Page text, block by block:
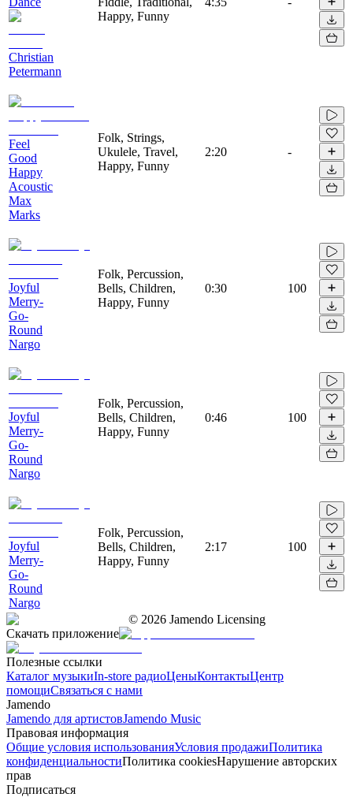
Christian
Petermann
Happy, Funny
Feel
Good
Happy
Acoustic
Max
Marks
Folk, Strings,
Ukulele, Travel,
Happy, Funny
2:20 -
Joyful
Merry-
Go-
Round
Nargo
Folk, Percussion,
Bells, Children,
Happy, Funny
0:30 100
Joyful
Merry-
Go-
Round
Nargo
Folk, Percussion,
Bells, Children,
Happy, Funny
0:46 100
Joyful
Merry-
Go-
Round
Nargo
Folk, Percussion,
Bells, Children,
Happy, Funny
2:17 100
© 2026 Jamendo Licensing
Скачать приложение
Полезные ссылки
Каталог музыкиIn-store радиоЦеныКонтактыЦентр
помощиСвязаться с нами
Jamendo
Jamendo для артистовJamendo Music
Правовая информация
Общие условия использованияУсловия продажиПолитика
конфиденциальностиПолитика cookiesНарушение авторских
прав
Подписаться